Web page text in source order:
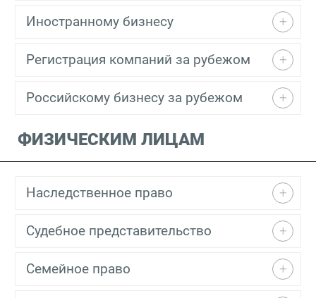
Иностранному бизнесу
Регистрация компаний за рубежом
Российскому бизнесу за рубежом
ФИЗИЧЕСКИМ ЛИЦАМ
Наследственное право
Судебное представительство
Семейное право